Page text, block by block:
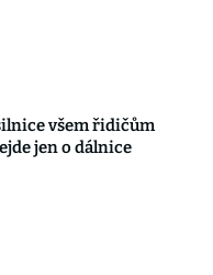
všem řidičům
jen o dálnice